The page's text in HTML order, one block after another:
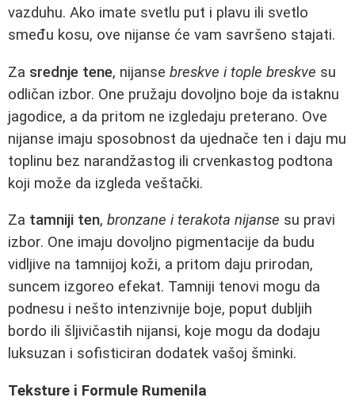
vazduhu. Ako imate svetlu put i plavu ili svetlo
smeđu kosu, ove nijanse će vam savršeno stajati.
Za srednje tene, nijanse breskve i tople breskve su
odličan izbor. One pružaju dovoljno boje da istaknu
jagodice, a da pritom ne izgledaju preterano. Ove
nijanse imaju sposobnost da ujednače ten i daju mu
toplinu bez narandžastog ili crvenkastog podtona
koji može da izgleda veštački.
Za tamniji ten, bronzane i terakota nijanse su pravi
izbor. One imaju dovoljno pigmentacije da budu
vidljive na tamnijoj koži, a pritom daju prirodan,
suncem izgoreo efekat. Tamniji tenovi mogu da
podnesu i nešto intenzivnije boje, poput dubljih
bordo ili šljivičastih nijansi, koje mogu da dodaju
luksuzan i sofisticiran dodatek vašoj šminki.
Teksture i Formule Rumenila